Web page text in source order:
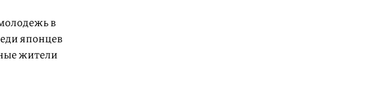
в
японцев
жители